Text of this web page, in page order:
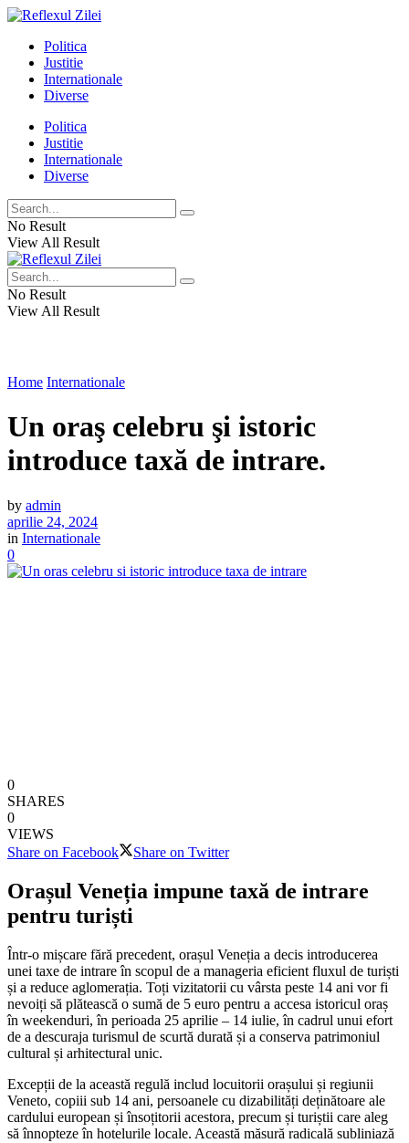
Politica
Justitie
Internationale
Diverse
Politica
Justitie
Internationale
Diverse
No Result
View All Result
No Result
View All Result
Home Internationale
Un oraş celebru şi istoric
introduce taxă de intrare.
by admin
aprilie 24, 2024
in Internationale
0
0
SHARES
0
VIEWS
Share on Facebook
Share on Twitter
Orașul Veneția impune taxă de intrare
pentru turiști
Într-o mișcare fără precedent, orașul Veneția a decis introducerea
unei taxe de intrare în scopul de a manageria eficient fluxul de turiști
și a reduce aglomerația. Toți vizitatorii cu vârsta peste 14 ani vor fi
nevoiți să plătească o sumă de 5 euro pentru a accesa istoricul oraș
în weekenduri, în perioada 25 aprilie – 14 iulie, în cadrul unui efort
de a descuraja turismul de scurtă durată și a conserva patrimoniul
cultural și arhitectural unic.
Excepții de la această regulă includ locuitorii orașului și regiunii
Veneto, copiii sub 14 ani, persoanele cu dizabilități deținătoare ale
cardului european și însoțitorii acestora, precum și turiștii care aleg
să înnopteze în hotelurile locale. Această măsură radicală subliniază